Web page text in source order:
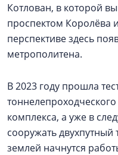
Котлован, в которой
проспектом Королёва
перспективе здесь
метрополитена.
В 2023 году прошла
комплекса, а уже в
сооружать
землей начнутся